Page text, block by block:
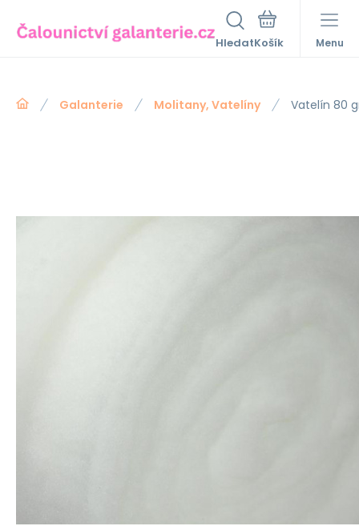
Hledat Menu
Galanterie Molitany, Vatelíny Vatelín 80